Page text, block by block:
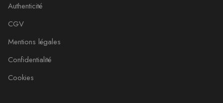
Authenticité
CGV
Mentions légales
Confidentialité
Cookies